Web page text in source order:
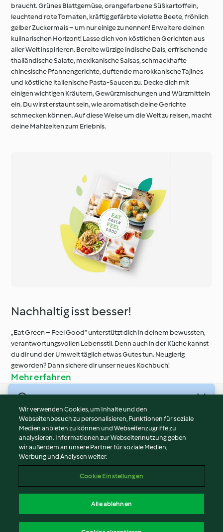
braucht. Grünes Blattgemüse, orangefarbene Süßkartoffeln,
leuchtend rote Tomaten, kräftig gefärbte violette Beete, fröhlich
gelber Zuckermais – um nur einige zu nennen! Erweitere deinen
kulinarischen Horizont! Lasse dich von köstlichen Gerichten aus
aller Welt inspirieren. Bereite würzige indische Dals, erfrischende
thailändische Salate, mexikanische Salsas, schmackhafte
chinesische Pfannengerichte, duftende marokkanische Tajines
und köstliche italienische Pasta-Saucen zu. Decke dich mit
einigen wichtigen Kräutern, Gewürzmischungen und Würzmitteln
ein. Du wirst erstaunt sein, wie aromatisch deine Gerichte
schmecken können. Auf diese Weise um die Welt zu reisen, macht
deine Mahlzeiten zum Erlebnis.
Nachhaltig isst besser!
„Eat Green – Feel Good“ unterstützt dich in deinem bewussten,
verantwortungsvollen Lebensstil. Denn auch in der Küche kannst
du dir und der Umwelt täglich etwas Gutes tun. Neugierig
geworden? Dann sichere dir unser neues Kochbuch!
Mehr erfahren
Nutzungsbedingungen
Datenschutzrichtlinien
Disclaimer
Impressum
Inhalt melden
Erklärung zur Barrierefreiheit
Wir verwenden Cookies, um Inhalte und den
Webseitenbesuch zu personalisieren, Funktionen für soziale
Medien anbieten zu können und Webseitenzugriffe zu
analysieren. Informationen zur Webseitennutzung geben
wir außerdem an unsere Partner für soziale Medien,
Werbung und Analysen weiter.
Cookie Einstellungen
Alle ablehnen